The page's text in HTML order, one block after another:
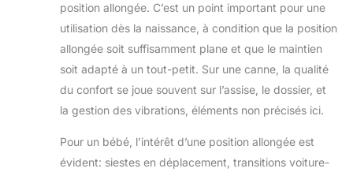
compatibles avec
Lara² : Pebble,
Pebble Plus, Pebble
Pro et CabrioFix
soyez parfaitement
préparé en toute
de vos
déplacements et
position allongée. C’est un point important pour une
utilisation dès la naissance, à condition que la position
allongée soit suffisamment plane et que le maintien
soit adapté à un tout-petit. Sur une canne, la qualité
du confort se joue souvent sur l’assise, le dossier, et
la gestion des vibrations, éléments non précisés ici.
Pour un bébé, l’intérêt d’une position allongée est
évident: siestes en déplacement, transitions voiture-